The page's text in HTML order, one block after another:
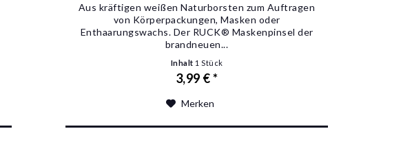
Aus kräftigen weißen Naturborsten zum Auftragen
von Körperpackungen, Masken oder
Enthaarungswachs. Der RUCK® Maskenpinsel der
brandneuen...
Inhalt 1 Stück
3,99 € *
Merken